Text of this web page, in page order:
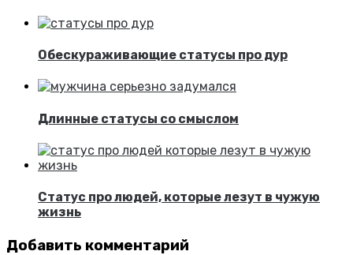
Обескураживающие статусы про дур
Длинные статусы со смыслом
Статус про людей, которые лезут в чужую
жизнь
Добавить комментарий